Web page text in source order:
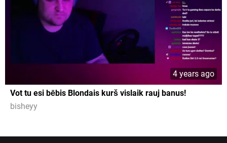
4 years ago
Vot tu esi bēbis Blondais kurš vislaik rauj banus!
bisheyy